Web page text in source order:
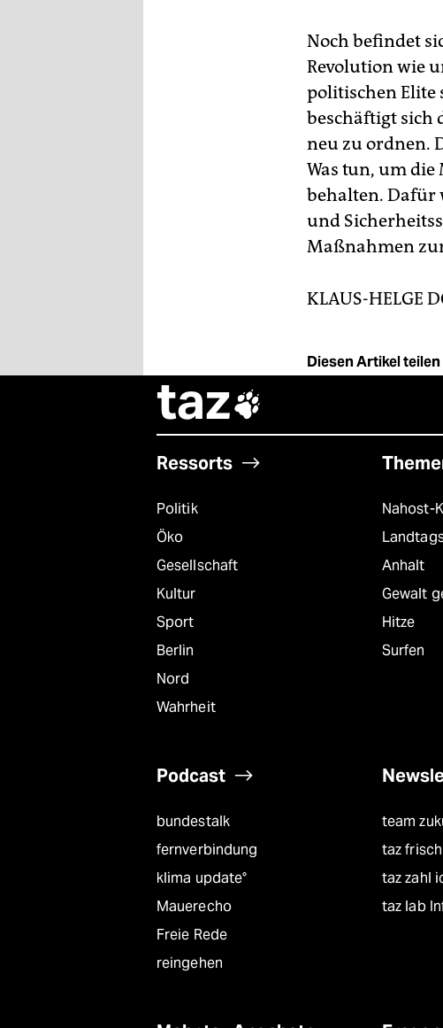
Noch befindet
Revolution wie
politischen Elite
beschäftigt sich
neu zu ordnen.
Was tun, um
behalten. Dafür
und
Maßnahmen
KLAUS-HELGE
Diesen Artikel teilen
taz
Ressorts
Politik
Öko
Gesellschaft
Kultur
Sport
Berlin
Nord
Wahrheit
Nahost-
Anhalt
Gewalt
Hitze
Surfen
Podcast
bundestalk
fernverbindung
klima update°
Mauerecho
Freie Rede
reingehen
team
taz frisch
taz zahl
taz lab